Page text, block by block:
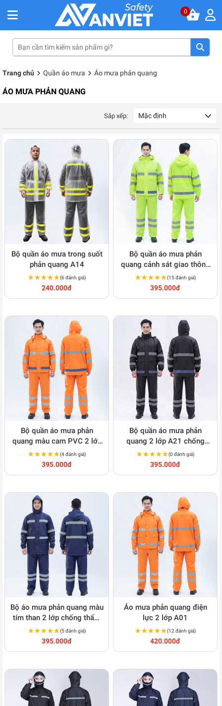
0
Trang chủ Quần áo mưa Áo mưa phản quang
ÁO MƯA PHẢN QUANG
Sắp xếp: Mặc định
Bộ quần áo mưa trong suốt
phản quang A14
★★★★★
★★★★★(6 đánh giá)
240.000đ
Bộ quần áo mưa phản
quang cảnh sát giao thông
2 lớp A11
★★★★★
★★★★★(15 đánh giá)
395.000đ
Bộ quần áo mưa phản
quang màu cam PVC 2 lớp
chống thấm A20
★★★★★
★★★★★(4 đánh giá)
395.000đ
Bộ quần áo mưa phản
quang 2 lớp A21 chống
thấm tốt, đi đêm an toàn
★★★★★
★★★★★(0 đánh giá)
395.000đ
Bộ áo mưa phản quang màu
tím than 2 lớp chống thấm
vượt trội A13
★★★★★
★★★★★(5 đánh giá)
395.000đ
Áo mưa phản quang điện
lực 2 lớp A01
★★★★★
★★★★★(12 đánh giá)
420.000đ